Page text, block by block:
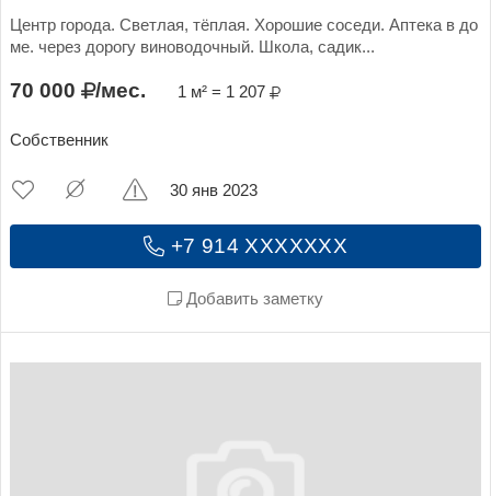
Центр города. Светлая, тёплая. Хорошие соседи. Аптека в до
ме. через дорогу виноводочный. Школа, садик...
70 000 /мес. 1 м² = 1 207
Собственник
+7 914 XXXXXXX
Добавить заметку
30 янв 2023